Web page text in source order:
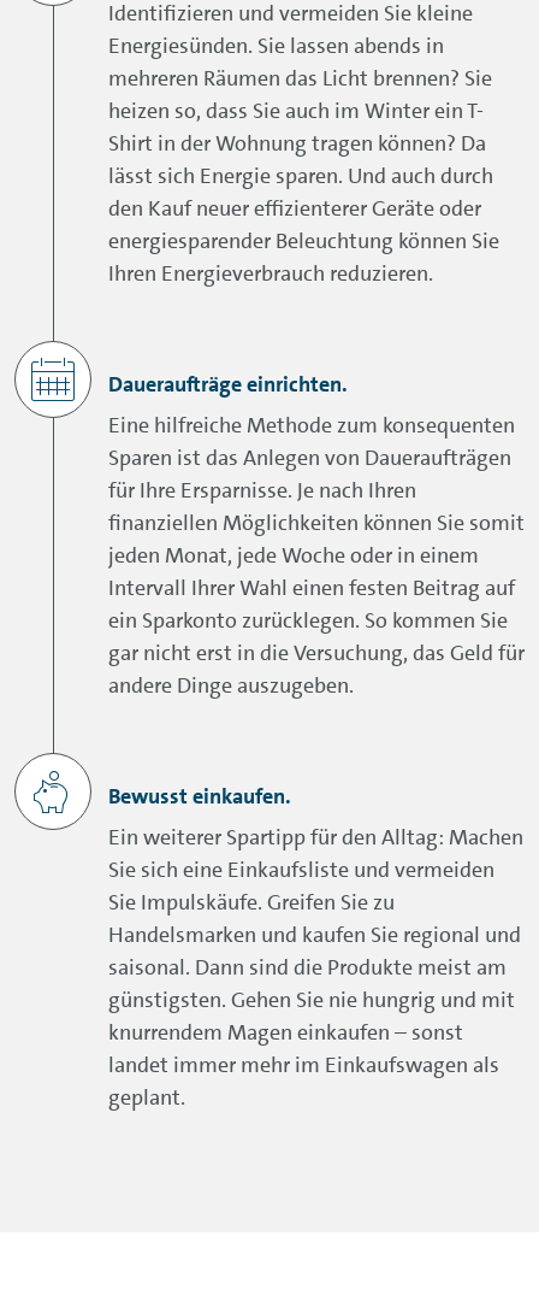
Identifizieren und vermeiden Sie kleine
Energiesünden. Sie lassen abends in
mehreren Räumen das Licht brennen? Sie
heizen so, dass Sie auch im Winter ein T-
Shirt in der Wohnung tragen können? Da
lässt sich Energie sparen. Und auch durch
den Kauf neuer effizienterer Geräte oder
energiesparender Beleuchtung können Sie
Ihren Energieverbrauch reduzieren.
Daueraufträge einrichten.
Eine hilfreiche Methode zum konsequenten
Sparen ist das Anlegen von Daueraufträgen
für Ihre Ersparnisse. Je nach Ihren
finanziellen Möglichkeiten können Sie somit
jeden Monat, jede Woche oder in einem
Intervall Ihrer Wahl einen festen Beitrag auf
ein Sparkonto zurücklegen. So kommen Sie
gar nicht erst in die Versuchung, das Geld für
andere Dinge auszugeben.
Bewusst einkaufen.
Ein weiterer Spartipp für den Alltag: Machen
Sie sich eine Einkaufsliste und vermeiden
Sie Impulskäufe. Greifen Sie zu
Handelsmarken und kaufen Sie regional und
saisonal. Dann sind die Produkte meist am
günstigsten. Gehen Sie nie hungrig und mit
knurrendem Magen einkaufen – sonst
landet immer mehr im Einkaufswagen als
geplant.